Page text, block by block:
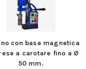
con base magnetica
a carotare fino a Ø
50 mm.